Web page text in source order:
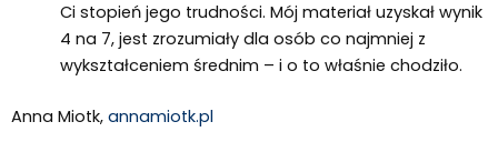
Ci stopień jego trudności. Mój materiał uzyskał wynik
4 na 7, jest zrozumiały dla osób co najmniej z
wykształceniem średnim – i o to właśnie chodziło.
Anna Miotk, annamiotk.pl